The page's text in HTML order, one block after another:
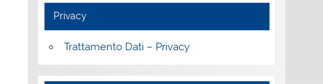
Privacy
Trattamento Dati – Privacy